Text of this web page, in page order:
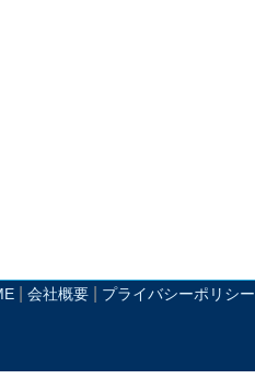
会社概要 プライバシーポリシー